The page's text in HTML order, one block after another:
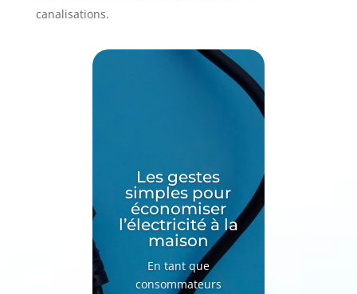
canalisations.
Les gestes
simples pour
économiser
l’électricité à la
maison
En tant que
consommateurs